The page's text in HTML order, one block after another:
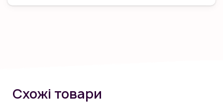
Схожі товари